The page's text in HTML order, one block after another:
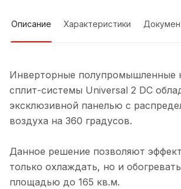
Описание Характеристики
Инверторные полупромышленные
сплит-системы Universal 2 DC
эксклюзивной панелью с
воздуха на 360 градусов.
Данное решение позволяют
только охлаждать, но и
площадью до 165 кв.м.